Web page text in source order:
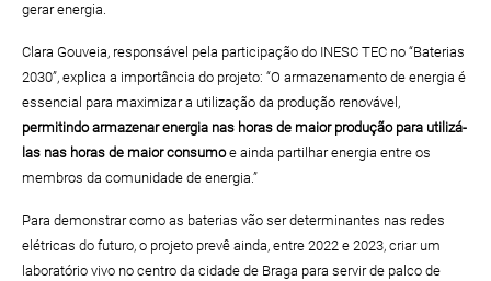
gerar energia.
Clara Gouveia, responsável pela participação do INESC TEC no “Baterias
2030”, explica a importância do projeto: “O armazenamento de energia é
essencial para maximizar a utilização da produção renovável,
permitindo armazenar energia nas horas de maior produção para utilizá-
las nas horas de maior consumoe ainda partilhar energia entre os
membros da comunidade de energia.”
Para demonstrar como as baterias vão ser determinantes nas redes
elétricas do futuro, o projeto prevê ainda, entre 2022 e 2023, criar um
laboratório vivo no centro da cidade de Braga para servir de palco de